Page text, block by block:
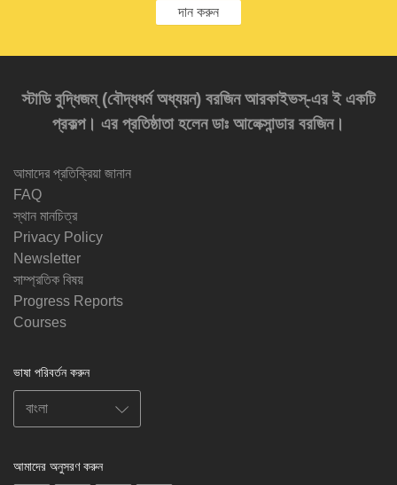
দান করুন
স্টাডি বুদ্ধিজম্‌ (বৌদ্ধধর্ম অধ্যয়ন) বরজিন আরকাইভস্‌-এর ই একটি
প্রকল্প। এর প্রতিষ্ঠাতা হলেন ডাঃ আলেক্সান্ডার বরজিন।
আমাদের প্রতিক্রিয়া জানান
FAQ
স্থান মানচিত্র
Privacy Policy
Newsletter
সাম্প্রতিক বিষয়
Progress Reports
Courses
ভাষা পরিবর্তন করুন
আমাদের অনুসরণ করুন